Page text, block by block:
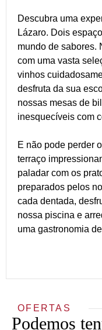
Descubra uma
Lázaro. Dois
mundo de sabores.
com uma vasta
vinhos
desfruta da sua
nossas mesas de
inesquecíveis com
E não pode perder
terraço
paladar com os
preparados pelos
cada dentada,
nossa piscina e
uma gastronomia
OFERTAS
Podemos